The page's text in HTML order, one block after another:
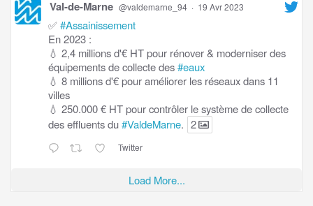
Val-de-Marne @valdemarne_94 · 19 Avr 2023
✅#Assainissement
En 2023 :
💧 2,4 millions d'€ HT pour rénover & moderniser des
équipements de collecte des#eaux
💧 8 millions d'€ pour améliorer les réseaux dans 11
villes
💧 250.000 € HT pour contrôler le système de collecte
des effluents du#ValdeMarne. 2
Twitter
Load More...